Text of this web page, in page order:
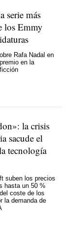
serie más
los Emmy
Rafa Nadal en
en la
la crisis
sacude el
tecnología
suben los precios
hasta un 50 %
coste de los
la demanda de